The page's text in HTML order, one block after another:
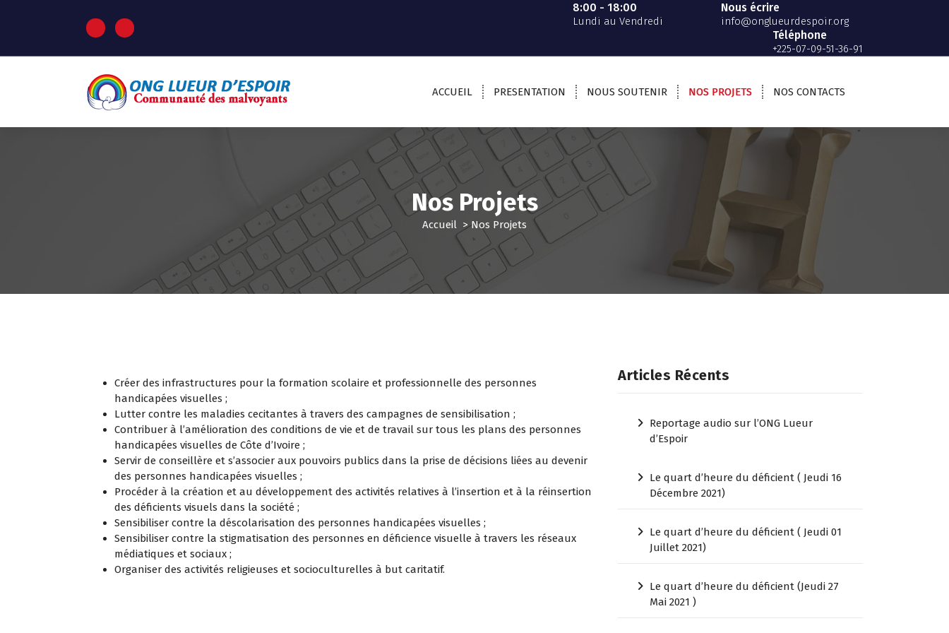
e
o
8:00 - 18:00
Lundi au Vendredi
Nous écrire
info@onglueurdespoir.org
Téléphone
+225-07-09-51-36-91
ACCUEIL PRESENTATION NOUS SOUTENIR NOS PROJETS NOS CONTACTS
Nos Projets
Accueil >Nos Projets
Créer des infrastructures pour la formation scolaire et professionnelle des personnes
handicapées visuelles ;
Lutter contre les maladies cecitantes à travers des campagnes de sensibilisation ;
Contribuer à l’amélioration des conditions de vie et de travail sur tous les plans des personnes
handicapées visuelles de Côte d’Ivoire ;
Servir de conseillère et s’associer aux pouvoirs publics dans la prise de décisions liées au devenir
des personnes handicapées visuelles ;
Procéder à la création et au développement des activités relatives à l’insertion et à la réinsertion
des déficients visuels dans la société ;
Sensibiliser contre la déscolarisation des personnes handicapées visuelles ;
Sensibiliser contre la stigmatisation des personnes en déficience visuelle à travers les réseaux
médiatiques et sociaux ;
Organiser des activités religieuses et socioculturelles à but caritatif.
Articles Récents
Reportage audio sur l’ONG Lueur
d’Espoir
Le quart d’heure du déficient ( Jeudi 16
Décembre 2021)
Le quart d’heure du déficient ( Jeudi 01
Juillet 2021)
Le quart d’heure du déficient (Jeudi 27
Mai 2021 )